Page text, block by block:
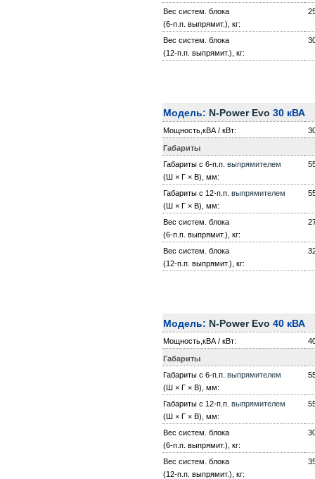
Вес систем. блока
(6-п.п. выпрямит.), кг:
Вес систем. блока
(12-п.п. выпрямит.), кг:
Модель: N-Power Evo 30 кВА
Мощность,кВА / кВт:
Габариты
Габариты с 6-п.п. выпрямителем
(Ш × Г × В), мм:
Габариты с 12-п.п. выпрямителем
(Ш × Г × В), мм:
Вес систем. блока
(6-п.п. выпрямит.), кг:
Вес систем. блока
(12-п.п. выпрямит.), кг:
Модель: N-Power Evo 40 кВА
Мощность,кВА / кВт:
Габариты
Габариты с 6-п.п. выпрямителем
(Ш × Г × В), мм:
Габариты с 12-п.п. выпрямителем
(Ш × Г × В), мм:
Вес систем. блока
(6-п.п. выпрямит.), кг:
Вес систем. блока
(12-п.п. выпрямит.), кг: